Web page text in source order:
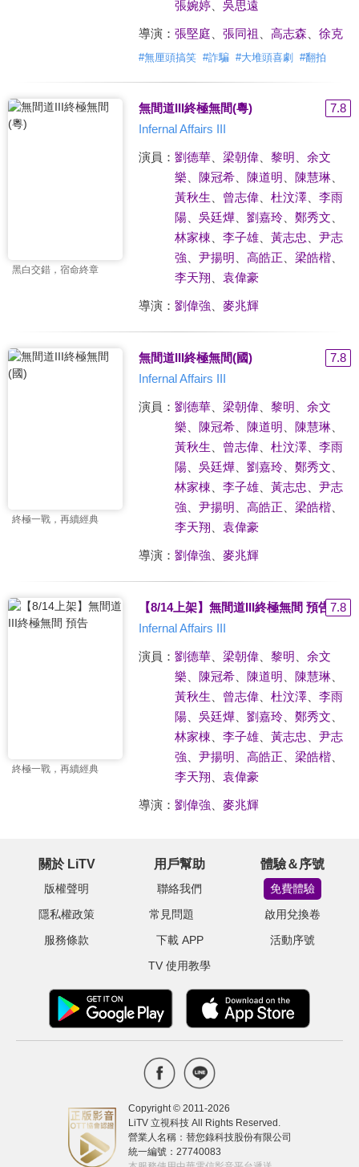
張婉婷、 吳思遠
導演： 張堅庭 張同祖 高志森 徐克
#無厘頭搞笑 #詐騙 #大堆頭喜劇 #翻拍
黑白交錯，宿命終章
無間道III終極無間(粵)
7.8
Infernal Affairs III
演員： 劉德華、 梁朝偉、 黎明
余文
樂
陳冠希、 陳道明 陳慧琳、
黃秋生
曾志偉、 杜汶澤、 李雨
陽、 吳廷燁、 劉嘉玲、 鄭秀文
林家棟
李子雄、 黃志忠
尹志
強
尹揚明 高皓正 梁皓楷、
李天翔
袁偉豪
導演： 劉偉強 麥兆輝
終極一戰，再續經典
無間道III終極無間(國)
7.8
Infernal Affairs III
演員： 劉德華、 梁朝偉、 黎明
余文
樂
陳冠希、 陳道明 陳慧琳、
黃秋生
曾志偉、 杜汶澤、 李雨
陽、 吳廷燁、 劉嘉玲、 鄭秀文
林家棟
李子雄、 黃志忠
尹志
強
尹揚明 高皓正 梁皓楷、
李天翔
袁偉豪
導演： 劉偉強 麥兆輝
終極一戰，再續經典
【8/14上架】無間道III終極無間 預告 7.8
Infernal Affairs III
演員： 劉德華、 梁朝偉、 黎明
余文
樂
陳冠希、 陳道明 陳慧琳、
黃秋生
曾志偉、 杜汶澤、 李雨
陽、 吳廷燁、 劉嘉玲、 鄭秀文
林家棟
李子雄、 黃志忠
尹志
強
尹揚明 高皓正 梁皓楷、
李天翔
袁偉豪
導演： 劉偉強 麥兆輝
關於 LiTV
版權聲明
隱私權政策
服務條款
用戶幫助
聯絡我們
常見問題
下載 APP
TV 使用教學
體驗＆序號
免費體驗
啟用兌換卷
活動序號
Copyright © 2011-2026
LiTV 立視科技 All Rights Reserved.
營業人名稱：替您錄科技股份有限公司
統一編號：27740083